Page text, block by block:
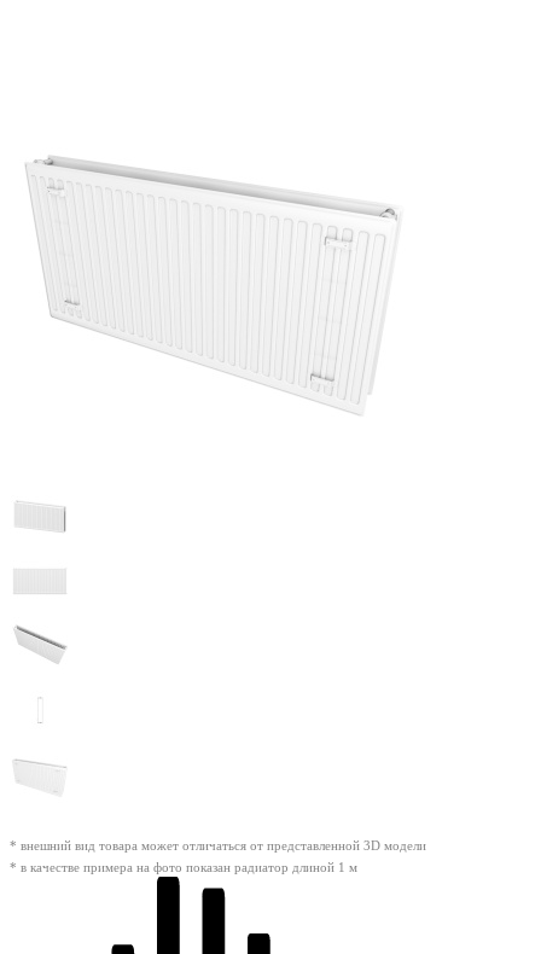
* внешний вид товара может отличаться от представленной 3D модели
* в качестве примера на фото показан радиатор длиной 1 м